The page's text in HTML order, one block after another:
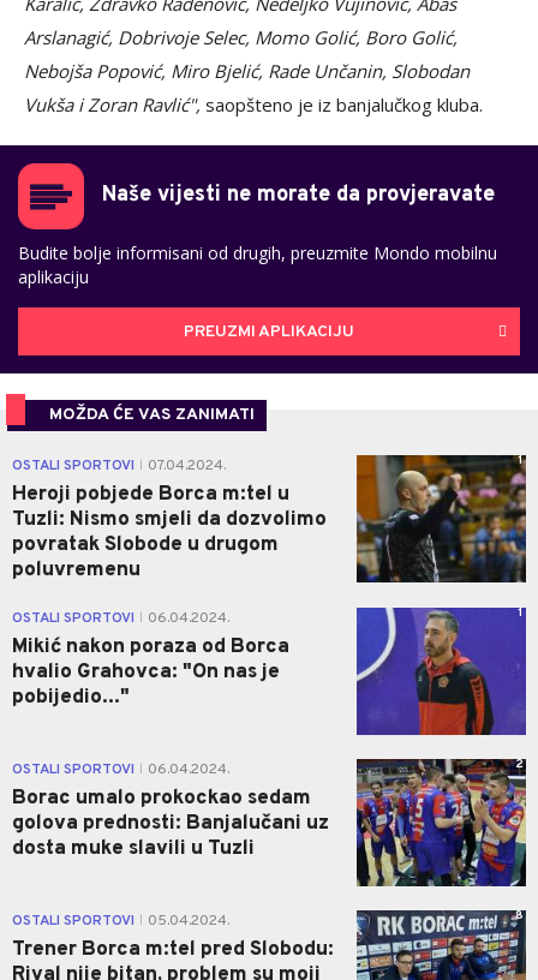
Arslanagić, Dobrivoje Selec, Momo Golić, Boro Golić,
Nebojša Popović, Miro Bjelić, Rade Unčanin, Slobodan
Vukša i Zoran Ravlić", saopšteno je iz banjalučkog kluba.
Naše vijesti ne morate da provjeravate
Budite bolje informisani od drugih, preuzmite Mondo mobilnu
aplikaciju
PREUZMI APLIKACIJU
MOŽDA ĆE VAS ZANIMATI
OSTALI SPORTOVI 07.04.2024.
Heroji pobjede Borca m:tel u
Tuzli: Nismo smjeli da dozvolimo
povratak Slobode u drugom
poluvremenu
1
OSTALI SPORTOVI 06.04.2024.
Mikić nakon poraza od Borca
hvalio Grahovca: "On nas je
pobijedio..."
1
OSTALI SPORTOVI 06.04.2024.
Borac umalo prokockao sedam
golova prednosti: Banjalučani uz
dosta muke slavili u Tuzli
2
OSTALI SPORTOVI 05.04.2024.
Trener Borca m:tel pred Slobodu:
8